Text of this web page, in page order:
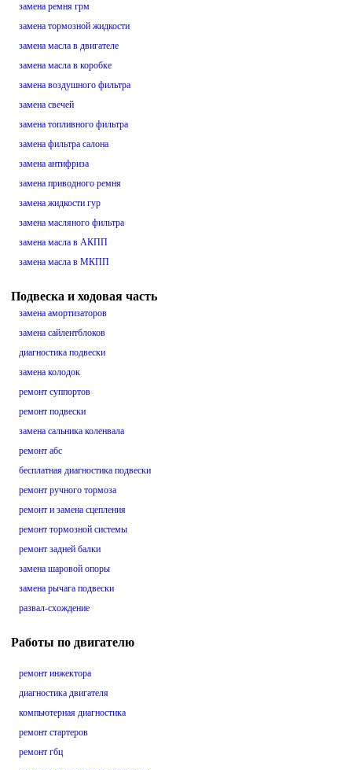
замена ремня грм
замена тормозной жидкости
замена масла в двигателе
замена масла в коробке
замена воздушного фильтра
замена свечей
замена топливного фильтра
замена фильтра салона
замена антифриза
замена приводного ремня
замена жидкости гур
замена масляного фильтра
замена масла в АКПП
замена масла в МКПП
Подвеска и ходовая часть
замена амортизаторов
замена сайлентблоков
диагностика подвески
замена колодок
ремонт суппортов
ремонт подвески
замена сальника коленвала
ремонт абс
бесплатная диагностика подвески
ремонт ручного тормоза
ремонт и замена сцепления
ремонт тормозной системы
ремонт задней балки
замена шаровой опоры
замена рычага подвески
развал-схождение
Работы по двигателю
ремонт инжектора
диагностика двигателя
компьютерная диагностика
ремонт стартеров
ремонт гбц